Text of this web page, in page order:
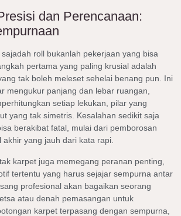
dan Perencanaan:
roll bukanlah pekerjaan yang bisa
pertama yang paling krusial adalah
tak boleh meleset sehelai benang pun. Ini
mengukur panjang dan lebar ruangan,
setiap lekukan, pilar yang
yang tak simetris. Kesalahan sedikit saja
berakibat fatal, mulai dari pemborosan
akhir yang jauh dari kata rapi.
karpet juga memegang peranan penting,
tertentu yang harus sejajar sempurna antar
profesional akan bagaikan seorang
atau denah pemasangan untuk
karpet terpasang dengan sempurna,